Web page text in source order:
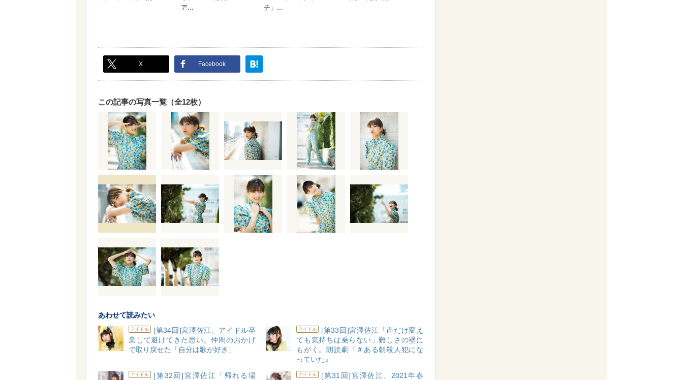
X Facebook
この記事の写真一覧（全12枚）
あわせて読みたい
アイドル
[第34回]宮澤佐江、アイドル卒
業して避けてきた思い。仲間のおかげ
で取り戻せた「自分は歌が好き」
アイドル
[第33回]宮澤佐江「声だけ変え
ても気持ちは乗らない」難しさの壁に
もがく。朗読劇『＃ある朝殺人犯にな
っていた』
アイドル
[第32回]宮澤佐江「帰れる場
アイドル
[第31回]宮澤佐江、2021年春